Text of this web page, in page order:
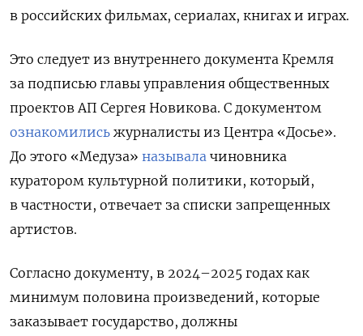
в российских фильмах, сериалах, книгах и играх.
Это следует из внутреннего документа Кремля
за подписью главы управления общественных
проектов АП Сергея Новикова. С документом
ознакомились журналисты из Центра «Досье».
До этого «Медуза» называла чиновника
куратором культурной политики, который,
в частности, отвечает за списки запрещенных
артистов.
Согласно документу, в 2024–2025 годах как
минимум половина произведений, которые
заказывает государство, должны